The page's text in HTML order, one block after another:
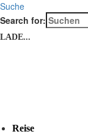
Suche
Search for:
LADE...
Reise